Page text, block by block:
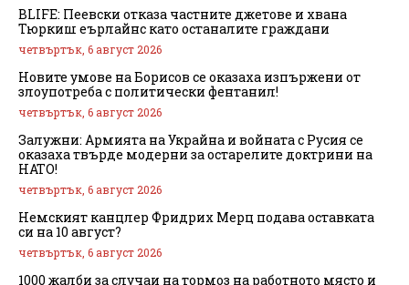
BLIFE: Пеевски отказа частните джетове и хвана
Тюркиш еърлайнс като останалите граждани
четвъртък, 6 август 2026
Новите умове на Борисов се оказаха изпържени от
злоупотреба с политически фентанил!
четвъртък, 6 август 2026
Залужни: Армията на Украйна и войната с Русия се
оказаха твърде модерни за остарелите доктрини на
НАТО!
четвъртък, 6 август 2026
Немският канцлер Фридрих Мерц подава оставката
си на 10 август?
четвъртък, 6 август 2026
1000 жалби за случаи на тормоз на работното място и